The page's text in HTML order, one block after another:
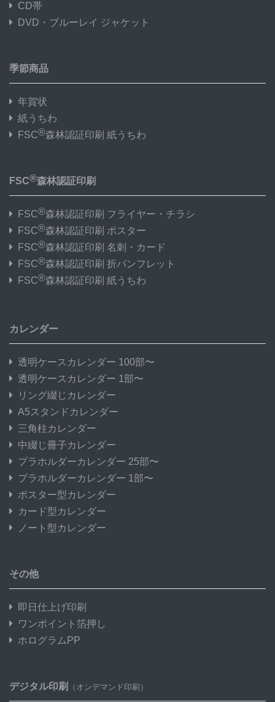
CD帯
DVD・ブルーレイ ジャケット
季節商品
年賀状
紙うちわ
FSC®森林認証印刷 紙うちわ
FSC®森林認証印刷
FSC®森林認証印刷 フライヤー・チラシ
FSC®森林認証印刷 ポスター
FSC®森林認証印刷 名刺・カード
FSC®森林認証印刷 折パンフレット
FSC®森林認証印刷 紙うちわ
カレンダー
透明ケースカレンダー 100部〜
透明ケースカレンダー 1部〜
リング綴じカレンダー
A5スタンドカレンダー
三角柱カレンダー
中綴じ冊子カレンダー
プラホルダーカレンダー 25部〜
プラホルダーカレンダー 1部〜
ポスター型カレンダー
カード型カレンダー
ノート型カレンダー
その他
即日仕上げ印刷
ワンポイント箔押し
ホログラムPP
デジタル印刷 （オンデマンド印刷）